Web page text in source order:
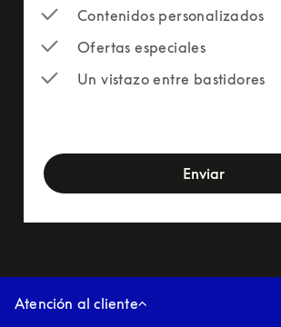
Contenidos personalizados
Ofertas especiales
Un vistazo entre bastidores
Enviar
Atención al cliente